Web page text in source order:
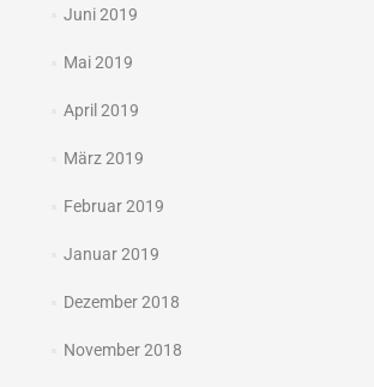
Juni 2019
Mai 2019
April 2019
März 2019
Februar 2019
Januar 2019
Dezember 2018
November 2018